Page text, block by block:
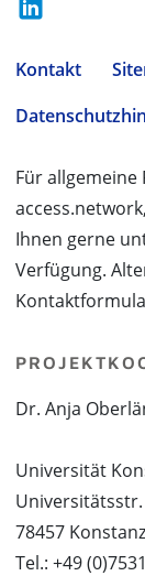
Kontakt
Für allgemeine
Ihnen gerne
Verfügung.
Dr. Anja
Universität
78457 Konstanz
Tel.: +49